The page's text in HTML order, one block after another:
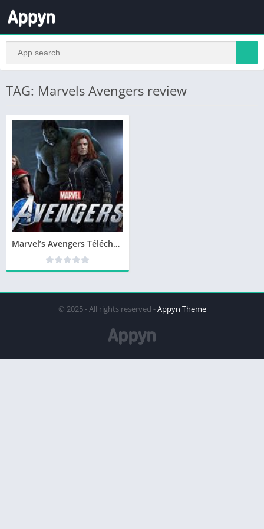
TAG: Marvels Avengers review
Marvel’s Avengers Télécharger PC Jeu
© 2025 - All rights reserved -Appyn Theme